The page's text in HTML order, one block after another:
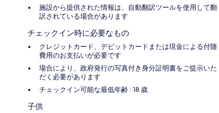
施設から提供された情報は、自動翻訳ツールを使用して翻
訳されている場合があります
チェックイン時に必要なもの
クレジットカード、デビットカードまたは現金による付随
費用のお支払いが必要です
場合により、政府発行の写真付き身分証明書をご提示いた
だく必要があります
チェックイン可能な最低年齢 : 18 歳
子供